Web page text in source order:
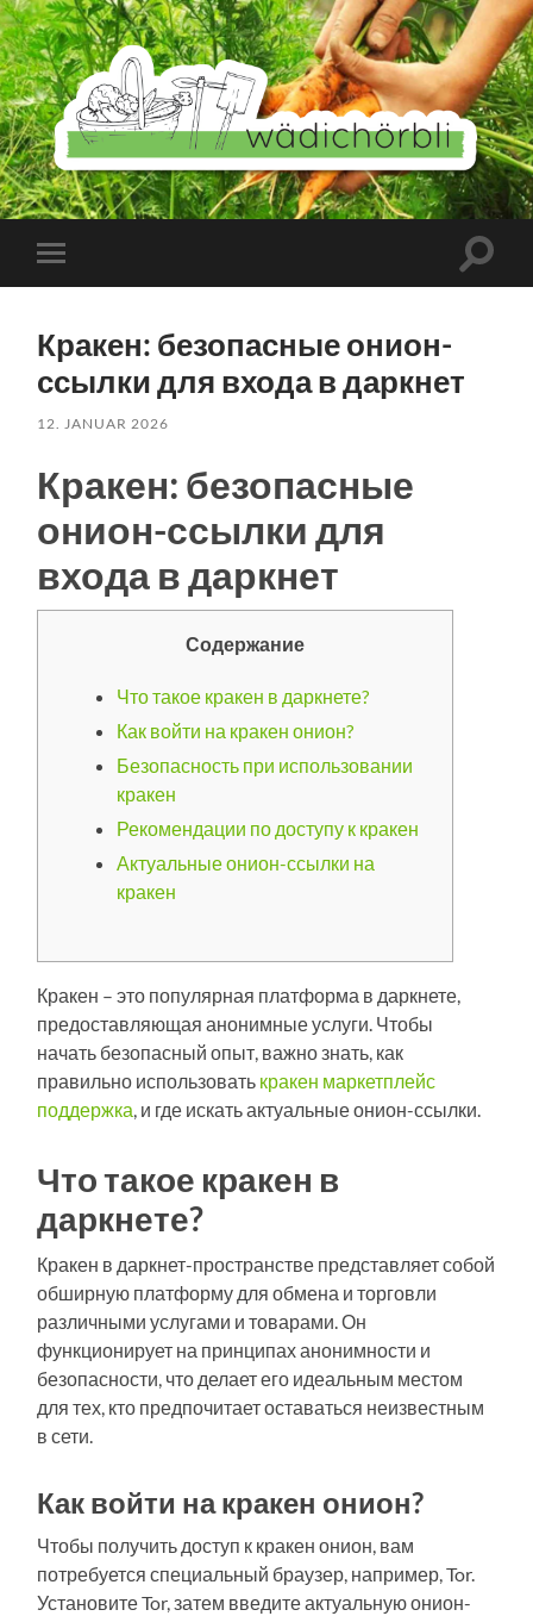
Wädichörbli
Mobile-
Menü
Кракен: безопасные онион-
ссылки для входа в даркнет
12. JANUAR 2026
Кракен: безопасные
онион-ссылки для
входа в даркнет
Содержание
Что такое кракен в даркнете?
Как войти на кракен онион?
Безопасность при использовании
кракен
Рекомендации по доступу к кракен
Актуальные онион-ссылки на
кракен
Кракен – это популярная платформа в даркнете,
предоставляющая анонимные услуги. Чтобы
начать безопасный опыт, важно знать, как
правильно использовать кракен маркетплейс
поддержка, и где искать актуальные онион-ссылки.
Что такое кракен в
даркнете?
Кракен в даркнет-пространстве представляет собой
обширную платформу для обмена и торговли
различными услугами и товарами. Он
функционирует на принципах анонимности и
безопасности, что делает его идеальным местом
для тех, кто предпочитает оставаться неизвестным
в сети.
Как войти на кракен онион?
Чтобы получить доступ к кракен онион, вам
потребуется специальный браузер, например, Tor.
Установите Tor, затем введите актуальную онион-